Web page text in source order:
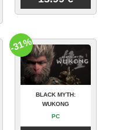
BLACK MYTH:
WUKONG
PC
-31%